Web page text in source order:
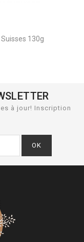
130g
à jour! Inscription